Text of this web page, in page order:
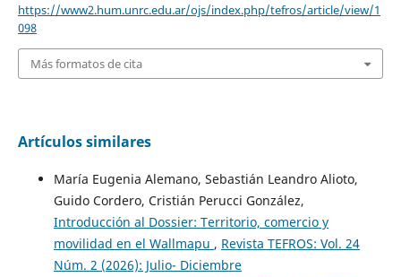
https://www2.hum.unrc.edu.ar/ojs/index.php/tefros/article/view/1
098
Más formatos de cita
Artículos similares
María Eugenia Alemano, Sebastián Leandro Alioto,
Guido Cordero, Cristián Perucci González,
Introducción al Dossier: Territorio, comercio y
movilidad en el Wallmapu , Revista TEFROS: Vol. 24
Núm. 2 (2026): Julio- Diciembre